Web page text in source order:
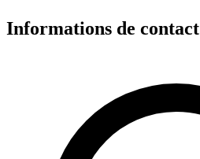
Informations de contact